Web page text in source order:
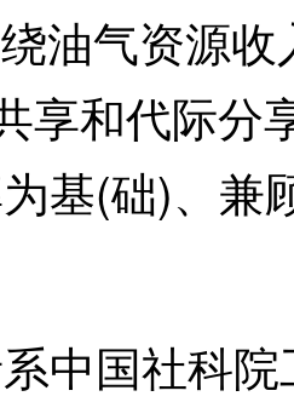
油气资源
享和代际分
基(础)、兼
国社科院